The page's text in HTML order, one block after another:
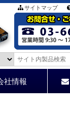
サイトマップ
社情報